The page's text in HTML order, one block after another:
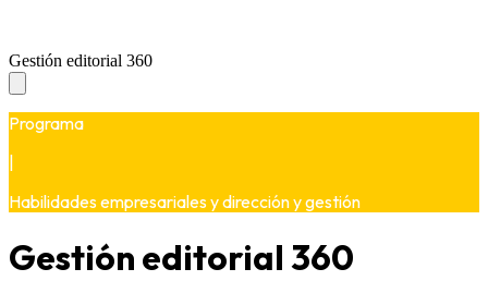
Gestión editorial 360
Programa
Habilidades empresariales y dirección y gestión
Gestión editorial 360